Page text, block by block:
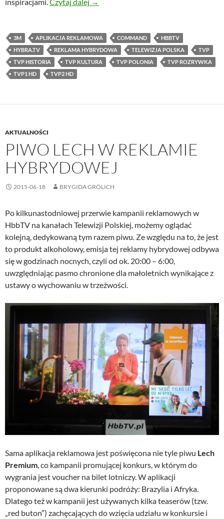
3M APLIKACJA REKLAMOWA COMMAND
HBBTV
HYBRA.TV
REKLAMA HYBRYDOWA TELEWIZJA POLSKA
TVP
TVP HISTORIA
TVP KULTURA TVP POLONIA
TVP ROZRYWKA
TVP1 HD
TVP2 HD
AKTUALNOŚCI
PIWO LECH W REKLAMIE
HYBRYDOWEJ
2015-06-18 BRYGIDA GRÖLICH
Po kilkunastodniowej przerwie kampanii reklamowych w
HbbTV na kanałach Telewizji Polskiej, możemy oglądać
kolejną, dedykowaną tym razem piwu. Ze względu na to, że jest
to produkt alkoholowy, emisja tej reklamy hybrydowej odbywa
się w godzinach nocnych, czyli od ok. 20:00 – 6:00,
uwzględniając pasmo chronione dla małoletnich wynikające z
ustawy o wychowaniu w trzeźwości.
Sama aplikacja reklamowa jest poświęcona nie tyle piwu Lech
Premium , co kampanii promującej konkurs, w którym do
wygrania jest voucher na bilet lotniczy. W aplikacji
proponowane są dwa kierunki podróży: Brazylia i Afryka.
Dlatego też w kampanii jest używanych kilka teaserów (tzw.
„red buton”) zachęcających do wzięcia udziału w konkursie i